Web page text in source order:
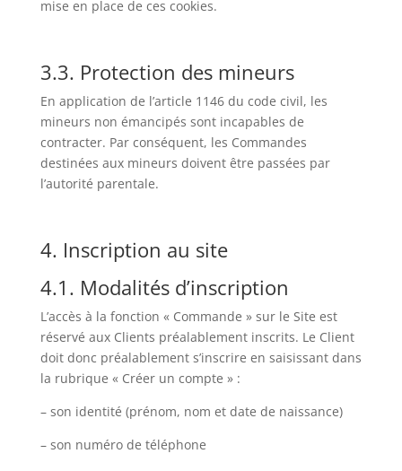
mise en place de ces cookies.
3.3. Protection des mineurs
En application de l’article 1146 du code civil, les
mineurs non émancipés sont incapables de
contracter. Par conséquent, les Commandes
destinées aux mineurs doivent être passées par
l’autorité parentale.
4. Inscription au site
4.1. Modalités d’inscription
L’accès à la fonction « Commande » sur le Site est
réservé aux Clients préalablement inscrits. Le Client
doit donc préalablement s’inscrire en saisissant dans
la rubrique « Créer un compte » :
– son identité (prénom, nom et date de naissance)
– son numéro de téléphone